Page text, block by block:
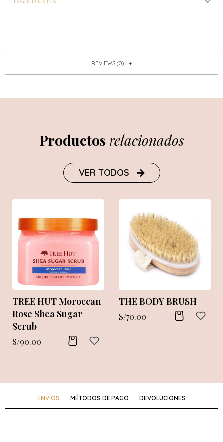
REVIEWS (0)
Productos relacionados
VER TODOS
TREE HUT Moroccan
Rose Shea Sugar
Scrub
S/90.00
THE BODY BRUSH
S/70.00
ENVÍOS MÉTODOS DE PAGO DEVOLUCIONES